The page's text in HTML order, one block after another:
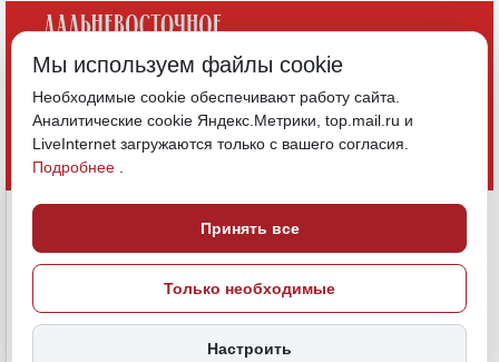
Мы используем файлы cookie
Необходимые cookie обеспечивают работу сайта.
Аналитические cookie Яндекс.Метрики, top.mail.ru и
LiveInternet загружаются только с вашего согласия.
Подробнее
Принять все
Только необходимые
Настроить